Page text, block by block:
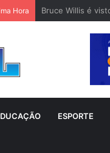
Hora Bruce Willis é
ESPORTE